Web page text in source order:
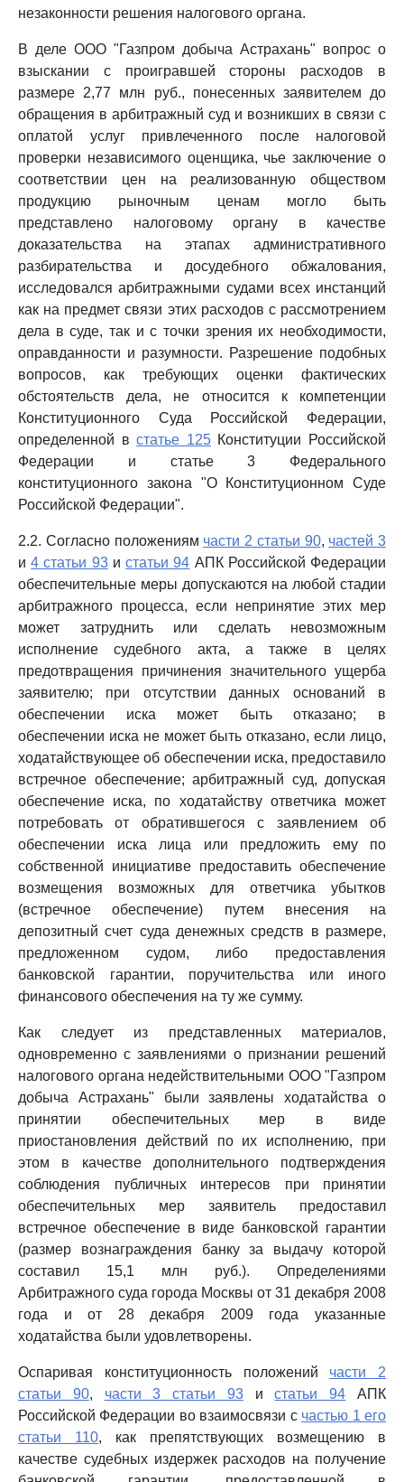
незаконности решения налогового органа.
В деле ООО "Газпром добыча Астрахань" вопрос о
взыскании с проигравшей стороны расходов в
размере 2,77 млн руб., понесенных заявителем до
обращения в арбитражный суд и возникших в связи с
оплатой услуг привлеченного после налоговой
проверки независимого оценщика, чье заключение о
соответствии цен на реализованную обществом
продукцию рыночным ценам могло быть
представлено налоговому органу в качестве
доказательства на этапах административного
разбирательства и досудебного обжалования,
исследовался арбитражными судами всех инстанций
как на предмет связи этих расходов с рассмотрением
дела в суде, так и с точки зрения их необходимости,
оправданности и разумности. Разрешение подобных
вопросов, как требующих оценки фактических
обстоятельств дела, не относится к компетенции
Конституционного Суда Российской Федерации,
определенной встатье 125Конституции Российской
Федерации и статье 3 Федерального
конституционного закона "О Конституционном Суде
Российской Федерации".
2.2. Согласно положениям части 2 статьи 90, частей 3
и4 статьи 93истатьи 94 АПК Российской Федерации
обеспечительные меры допускаются на любой стадии
арбитражного процесса, если непринятие этих мер
может затруднить или сделать невозможным
исполнение судебного акта, а также в целях
предотвращения причинения значительного ущерба
заявителю; при отсутствии данных оснований в
обеспечении иска может быть отказано; в
обеспечении иска не может быть отказано, если лицо,
ходатайствующее об обеспечении иска, предоставило
встречное обеспечение; арбитражный суд, допуская
обеспечение иска, по ходатайству ответчика может
потребовать от обратившегося с заявлением об
обеспечении иска лица или предложить ему по
собственной инициативе предоставить обеспечение
возмещения возможных для ответчика убытков
(встречное обеспечение) путем внесения на
депозитный счет суда денежных средств в размере,
предложенном судом, либо предоставления
банковской гарантии, поручительства или иного
финансового обеспечения на ту же сумму.
Как следует из представленных материалов,
одновременно с заявлениями о признании решений
налогового органа недействительными ООО "Газпром
добыча Астрахань" были заявлены ходатайства о
принятии обеспечительных мер в виде
приостановления действий по их исполнению, при
этом в качестве дополнительного подтверждения
соблюдения публичных интересов при принятии
обеспечительных мер заявитель предоставил
встречное обеспечение в виде банковской гарантии
(размер вознаграждения банку за выдачу которой
составил 15,1 млн руб.). Определениями
Арбитражного суда города Москвы от 31 декабря 2008
года и от 28 декабря 2009 года указанные
ходатайства были удовлетворены.
Оспаривая конституционность положений части 2
статьи 90, части 3 статьи 93истатьи 94 АПК
Российской Федерации во взаимосвязи с частью 1 его
статьи 110, как препятствующих возмещению в
качестве судебных издержек расходов на получение